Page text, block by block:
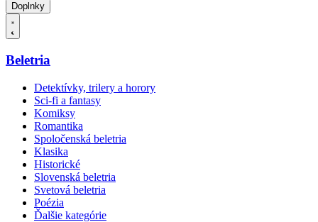
Doplnky
Beletria
Detektívky, trilery a horory
Sci-fi a fantasy
Komiksy
Romantika
Spoločenská beletria
Klasika
Historické
Slovenská beletria
Svetová beletria
Poézia
Ďalšie kategórie